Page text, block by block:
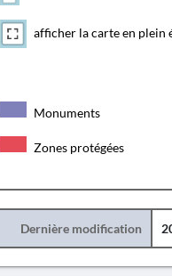
afficher la carte en plein
Monuments
Zones protégées
Dernière modification